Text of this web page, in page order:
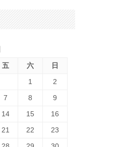
五 六
日
1
2
7 8
9
14 15
16
21 22
23